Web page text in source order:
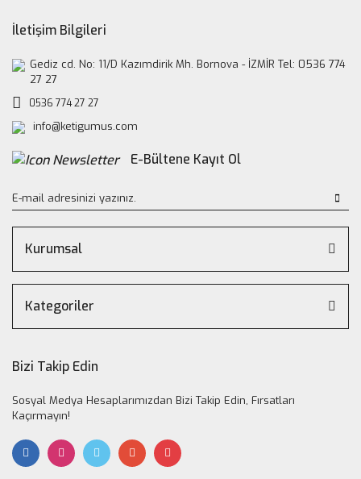
İletişim Bilgileri
Gediz cd. No: 11/D Kazımdirik Mh. Bornova - İZMİR Tel: 0536 774
27 27
0536 774 27 27
info@ketigumus.com
E-Bültene Kayıt Ol
Kurumsal
Kategoriler
Bizi Takip Edin
Sosyal Medya Hesaplarımızdan Bizi Takip Edin, Fırsatları
Kaçırmayın!